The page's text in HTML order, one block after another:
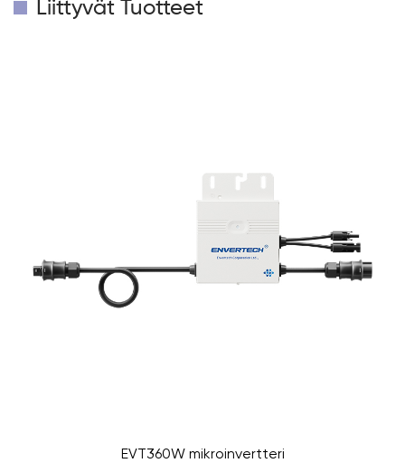
Liittyvät Tuotteet
EVT360W mikroinvertteri